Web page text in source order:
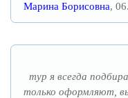
Марина Борисовна,
тур я всегда
только оформляют,